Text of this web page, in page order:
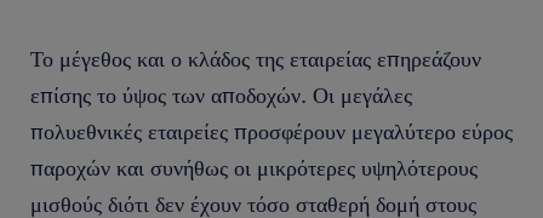
Το μέγεθος και ο κλάδος της εταιρείας επηρεάζουν
επίσης το ύψος των αποδοχών. Οι μεγάλες
πολυεθνικές εταιρείες προσφέρουν μεγαλύτερο εύρος
παροχών και συνήθως οι μικρότερες υψηλότερους
μισθούς διότι δεν έχουν τόσο σταθερή δομή στους